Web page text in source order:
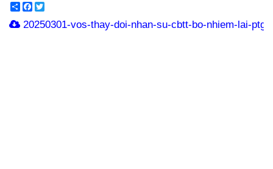
ShareFacebook
20250301-vos-thay-doi-nhan-su-cbtt-bo-nhiem-lai-